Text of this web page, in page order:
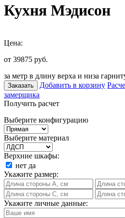
Кухня Мэдисон
Цена:
от 39875 руб.
за метр в длину верха и низа
Заказать Добавить в корзину
замерщика
Получить расчет
Выберите конфигурацию
Выберите материал
Верхние шкафы:
нет да
Укажите размер:
Укажите личные данные: